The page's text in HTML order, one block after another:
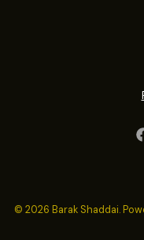
© 2026 Barak Shaddai.